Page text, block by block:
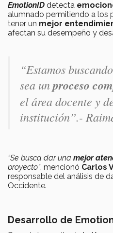
EmotionID detecta
alumnado permitiendo a los
tener un mejor
afectan su desempeño y
“Estamos
sea unproceso
el área docente y
institución”.-
“Se busca dar una mejor
proyecto”, mencionó Carlos
responsable del análisis de
Occidente.
Desarrollo de